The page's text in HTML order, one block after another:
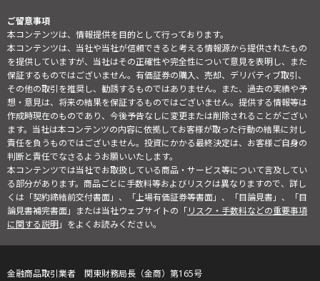
ご留意事項
本コンテンツは、情報提供を目的として行っております。
本コンテンツは、当社や当社が信頼できると考える情報源から提供されたもの
を提供していますが、当社はその正確性や完全性について意見を表明し、また
保証するものではございません。有価証券の購入、売却、デリバティブ取引、
その他の取引を推奨し、勧誘するものではありません。また、過去の実績や予
想・意見は、将来の結果を保証するものではございません。提供する情報等は
作成時現在のものであり、今後予告なしに変更または削除されることがござい
ます。当社は本コンテンツの内容に依拠してお客様が取った行動の結果に対し
責任を負うものではございません。投資にかかる最終決定は、お客様ご自身の
判断と責任でなさるようお願いいたします。
本コンテンツでは当社でお取扱している商品・サービス等について言及してい
る部分があります。商品ごとに手数料等およびリスクは異なりますので、詳し
くは「契約締結前交付書面」、「上場有価証券等書面」、「目論見書」、「目
論見書補完書面」または当社ウェブサイトの「リスク・手数料などの重要事項
に関する説明」をよくお読みください。
金融商品取引業者 関東財務局長（金商）第165号